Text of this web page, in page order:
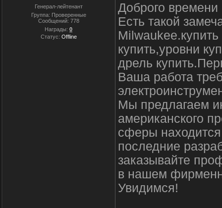
Генерал-лейтенант
Группа: Проверенные
Сообщений: 778
Награды: 0
Статус: Offline
Доброго времени
Есть такой
купить,уровни
дрель
Ваша работа
Мы предлагаем
американского
сферы
последние
заказывайте
в нашем
Увидимся!